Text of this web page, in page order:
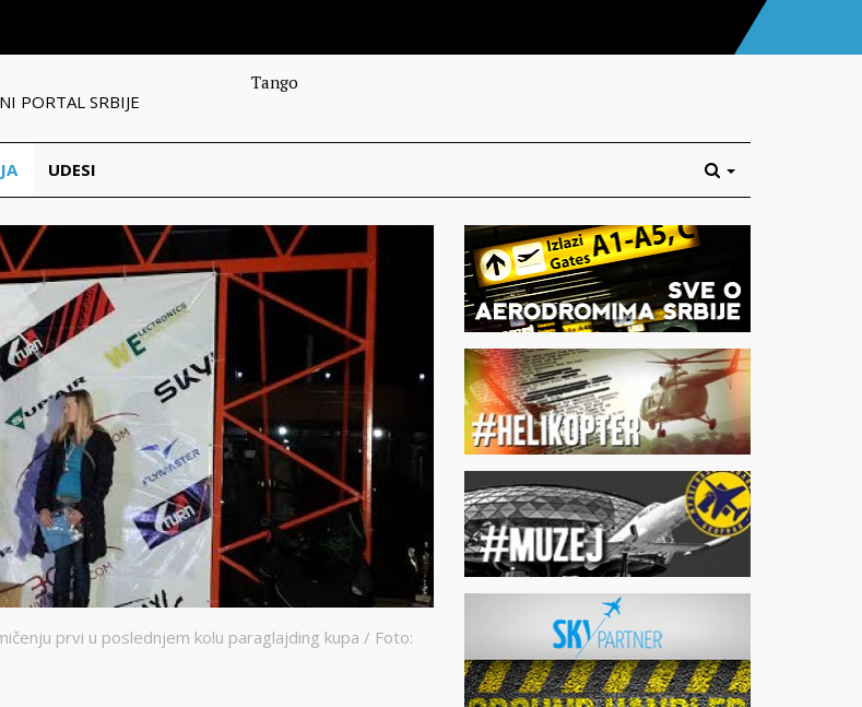
PORTAL SRBIJE
Tango
UDESI
prvi u poslednjem kolu paraglajding kupa / Foto: